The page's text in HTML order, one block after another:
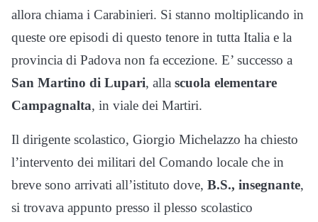
allora chiama i Carabinieri. Si stanno moltiplicando in
queste ore episodi di questo tenore in tutta Italia e la
provincia di Padova non fa eccezione. E’ successo a
San Martino di Lupari, alla scuola elementare
Campagnalta, in viale dei Martiri.
Il dirigente scolastico, Giorgio Michelazzo ha chiesto
l’intervento dei militari del Comando locale che in
breve sono arrivati all’istituto dove, B.S., insegnante,
si trovava appunto presso il plesso scolastico